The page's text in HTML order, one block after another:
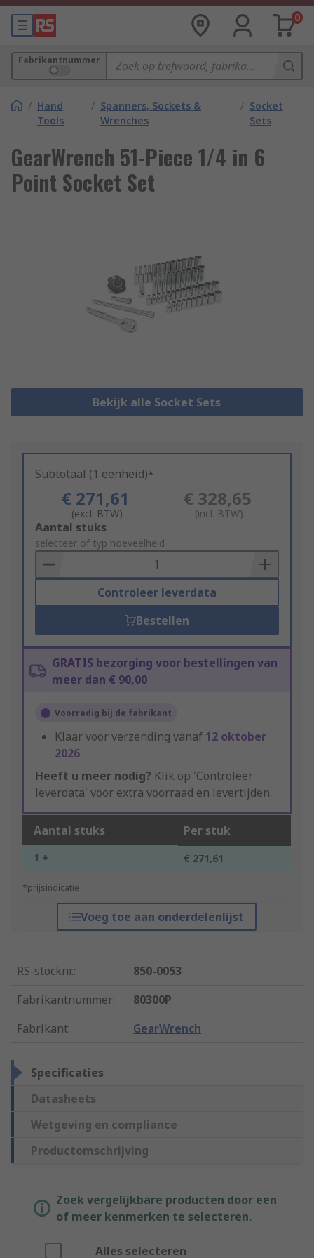
0
Fabrikantnummer
/ Hand
Tools
/ Spanners, Sockets &
Wrenches
/ Socket
Sets
GearWrench 51-Piece 1/4 in 6
Point Socket Set
Bekijk alle Socket Sets
Subtotaal (1 eenheid)*
€ 271,61
(excl. BTW)
€ 328,65
(incl. BTW)
Add
to
Basket
Aantal stuks
selecteer of typ hoeveelheid
Controleer leverdata
Bestellen
GRATIS bezorging voor bestellingen van
meer dan € 90,00
Voorradig bij de fabrikant
Klaar voor verzending vanaf 12 oktober
2026
Heeft u meer nodig? Klik op 'Controleer
leverdata' voor extra voorraad en levertijden.
Aantal stuks Per stuk
1 + € 271,61
*prijsindicatie
Voeg toe aan onderdelenlijst
RS-stocknr.:
850-0053
Fabrikantnummer:
80300P
Fabrikant: GearWrench
Specificaties
Datasheets
Wetgeving en compliance
Productomschrijving
Zoek vergelijkbare producten door een
of meer kenmerken te selecteren.
Alles selecteren